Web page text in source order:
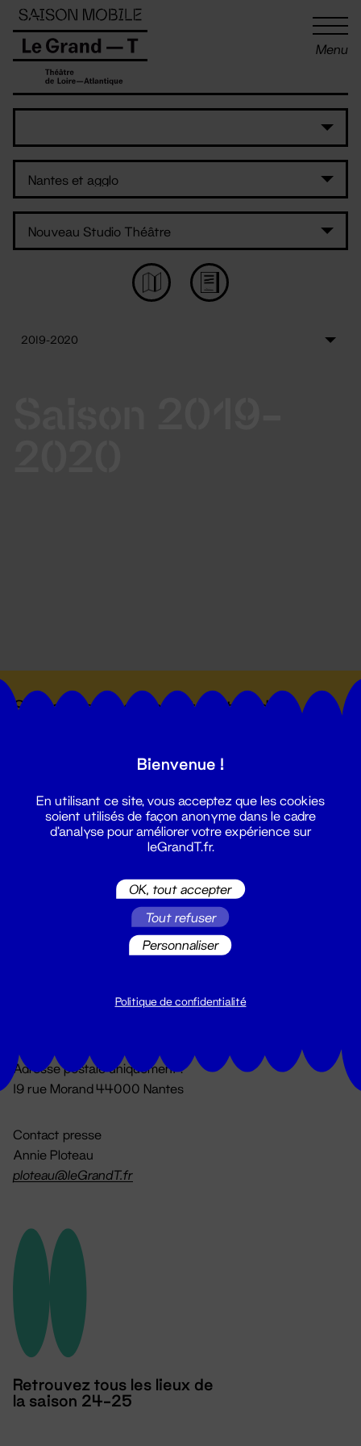
Menu
Suivez toutes les actualités du
Du lundi au vendredi 14h → 18h
Adresse postale uniquement :
19 rue Morand 44000 Nantes
Contact presse
Annie Ploteau
ploteau@leGrandT.fr
Retrouvez tous les lieux de
la saison 24-25
Panneau de gestion des cookies
Bienvenue !
En utilisant ce site, vous acceptez que les cookies
soient utilisés de façon anonyme dans le cadre
d'analyse pour améliorer votre expérience sur
leGrandT.fr.
OK, tout accepter
Tout refuser
Personnaliser
Politique de confidentialité